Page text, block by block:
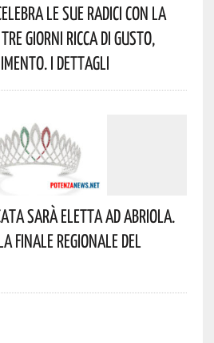
Le Sue Radici Con La
Giorni Ricca Di Gusto,
I Dettagli
Sarà Eletta Ad Abriola.
Finale Regionale Del